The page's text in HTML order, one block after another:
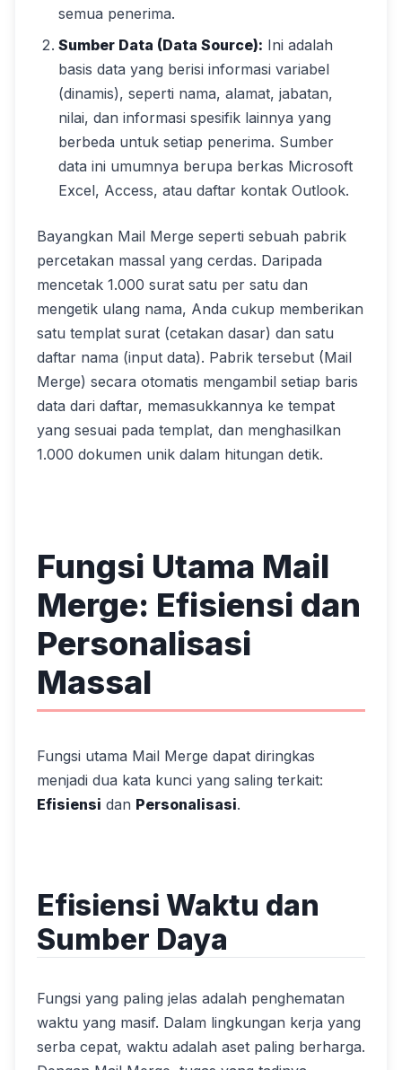
semua penerima.
Sumber Data (Data Source): Ini adalah
basis data yang berisi informasi variabel
(dinamis), seperti nama, alamat, jabatan,
nilai, dan informasi spesifik lainnya yang
berbeda untuk setiap penerima. Sumber
data ini umumnya berupa berkas Microsoft
Excel, Access, atau daftar kontak Outlook.
Bayangkan Mail Merge seperti sebuah pabrik
percetakan massal yang cerdas. Daripada
mencetak 1.000 surat satu per satu dan
mengetik ulang nama, Anda cukup memberikan
satu templat surat (cetakan dasar) dan satu
daftar nama (input data). Pabrik tersebut (Mail
Merge) secara otomatis mengambil setiap baris
data dari daftar, memasukkannya ke tempat
yang sesuai pada templat, dan menghasilkan
1.000 dokumen unik dalam hitungan detik.
Fungsi Utama Mail
Merge: Efisiensi dan
Personalisasi
Massal
Fungsi utama Mail Merge dapat diringkas
menjadi dua kata kunci yang saling terkait:
Efisiensi dan Personalisasi.
Efisiensi Waktu dan
Sumber Daya
Fungsi yang paling jelas adalah penghematan
waktu yang masif. Dalam lingkungan kerja yang
serba cepat, waktu adalah aset paling berharga.